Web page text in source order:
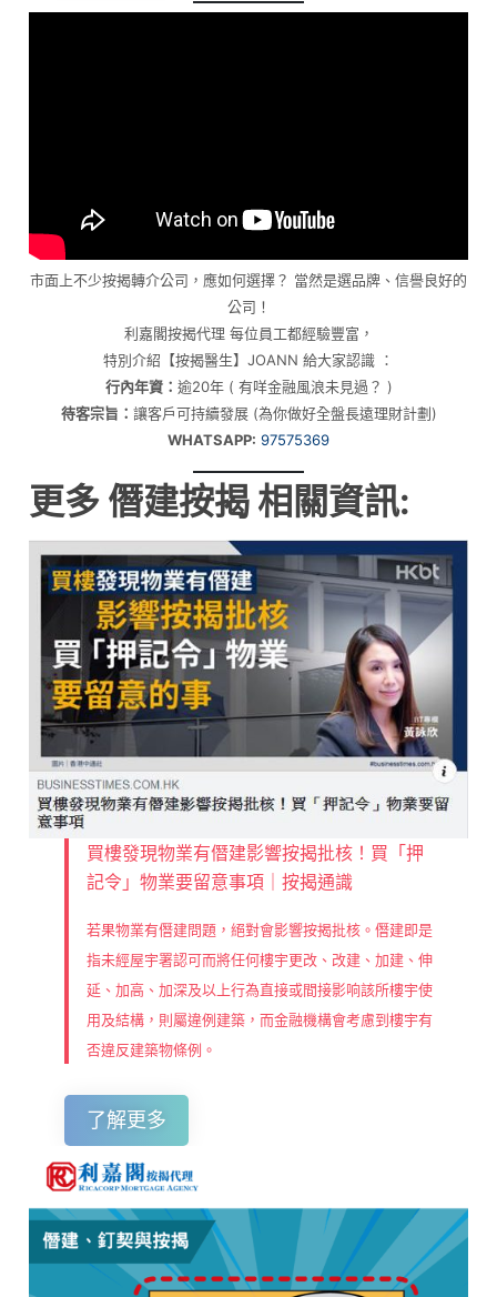
市面上不少按揭轉介公司，應如何選擇？ 當然是選品牌、信譽良好的
公司！
利嘉閣按揭代理 每位員工都經驗豐富，
特別介紹【按揭醫生】JOANN 給大家認識 ：
行內年資： 逾20年 ( 有咩金融風浪未見過？ )
待客宗旨： 讓客戶可持續發展 (為你做好全盤長遠理財計劃)
WHATSAPP: 97575369
更多 僭建按揭 相關資訊:
買樓發現物業有僭建影響按揭批核！買「押
記令」物業要留意事項｜按揭通識
若果物業有僭建問題，絕對會影響按揭批核。僭建即是
指未經屋宇署認可而將任何樓宇更改、改建、加建、伸
延、加高、加深及以上行為直接或間接影响該所樓宇使
用及結構，則屬違例建築，而金融機構會考慮到樓宇有
否違反建築物條例。
了解更多